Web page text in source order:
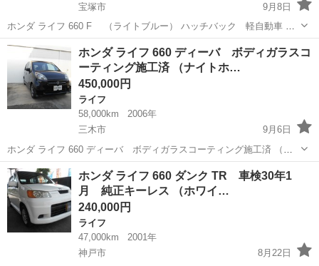
宝塚市
9月8日
ホンダ ライフ 660 F （ライトブルー） ハッチバック 軽自動車 本
体価格 280,000円 支払総額 390,000円 年式(初度登録年):2004(H16) 走
行距離:5.3万km 修復歴:なし リサイクル料...
兵庫 ライフ 法定
ホンダ ライフ 660 ディーバ ボディガラスコ
ーティング施工済 （ナイトホ…
450,000円
ライフ
58,000km
2006年
三木市
9月6日
ホンダ ライフ 660 ディーバ ボディガラスコーティング施工済 （ナ
イトホークブラックパール） ハッチバック 軽自動車 本体価格
450,000円 支払総額 560,000円 年式(初度登録年):2006(H18) ...
兵庫 三木市 ライフ
ホンダ ライフ 660 ダンク TR 車検30年1
月 純正キーレス （ホワイ…
240,000円
ライフ
47,000km
2001年
神戸市
8月22日